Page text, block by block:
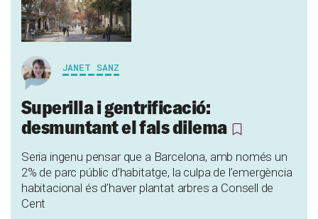
JANET SANZ
Superilla i gentrificació:
desmuntant el fals dilema
Seria ingenu pensar que a Barcelona, amb només un
2% de parc públic d’habitatge, la culpa de l’emergència
habitacional és d’haver plantat arbres a Consell de
Cent